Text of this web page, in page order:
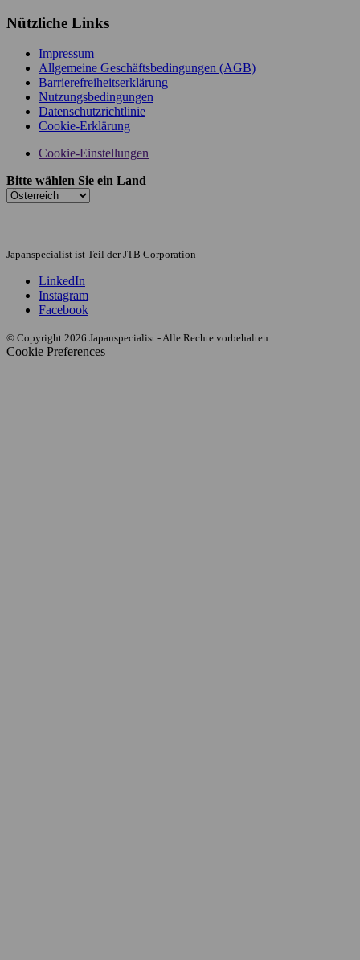
Nützliche Links
Impressum
Allgemeine Geschäftsbedingungen (AGB)
Barrierefreiheitserklärung
Nutzungsbedingungen
Datenschutzrichtlinie
Cookie-Erklärung
Cookie-Einstellungen
Bitte wählen Sie ein Land
Japanspecialist ist Teil der JTB Corporation
LinkedIn
Instagram
Facebook
© Copyright 2026 Japanspecialist - Alle Rechte vorbehalten
Cookie Preferences